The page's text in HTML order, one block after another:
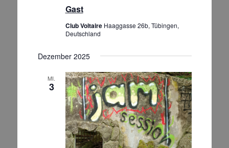
Gast
Club Voltaire Haaggasse 26b, Tübingen,
Deutschland
Dezember 2025
MI.
3